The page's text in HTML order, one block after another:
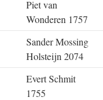
Piet van
Wonderen 1757
Sander Mossing
Holsteijn 2074
Evert Schmit
1755